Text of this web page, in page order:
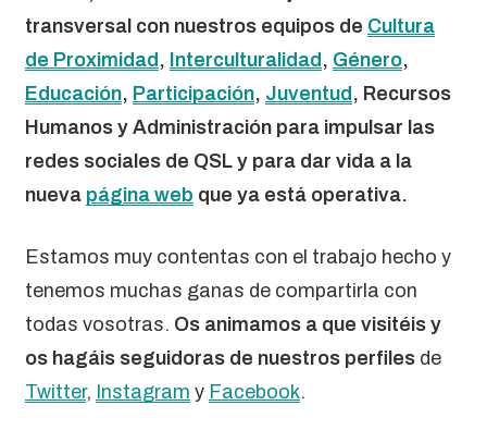
transversal con nuestros equipos de Cultura
de Proximidad, Interculturalidad, Género,
Educación, Participación, Juventud, Recursos
Humanos y Administración para impulsar las
redes sociales de QSL y para dar vida a la
nueva página web que ya está operativa.
Estamos muy contentas con el trabajo hecho y
tenemos muchas ganas de compartirla con
todas vosotras. Os animamos a que visitéis y
os hagáis seguidoras de nuestros perfiles de
Twitter, Instagram y Facebook.